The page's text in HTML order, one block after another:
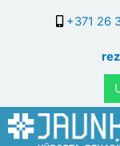
+371 26